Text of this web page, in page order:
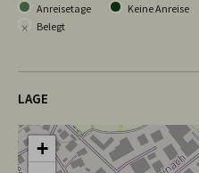
Anreisetage Keine Anreise
× Belegt
LAGE
+